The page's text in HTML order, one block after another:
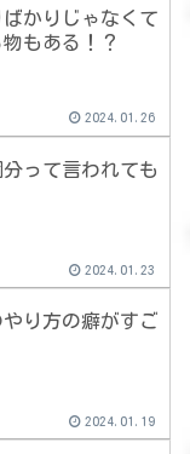
かりじゃなくて
もある！？
2024.01.26
って言われても
2024.01.23
り方の癖がすご
2024.01.19